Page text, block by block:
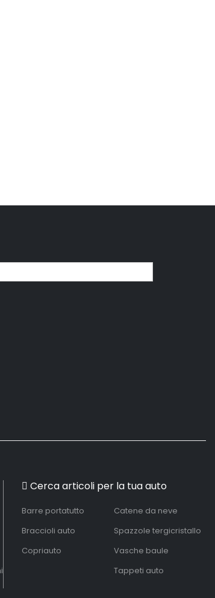
Cerca articoli per la tua auto
Barre portatutto
Braccioli auto
Copriauto
Catene da neve
Spazzole tergicristallo
Vasche baule
Tappeti auto